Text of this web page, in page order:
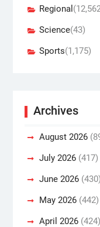
Regional
Science(43)
Sports(1,175)
Archives
August 2026
July 2026(417)
June 2026(430)
May 2026(442)
April 2026(424)